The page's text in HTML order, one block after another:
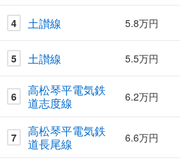
4 土讃線 5.8万円
5 土讃線 5.5万円
6
高松琴平電気鉄
道志度線
6.2万円
7
高松琴平電気鉄
道長尾線
6.6万円